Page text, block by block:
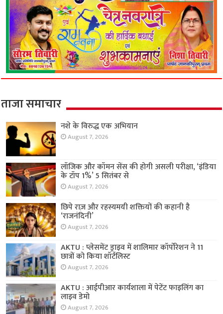
ताजा समाचार
नशे के विरुद्ध एक अभियान
August 7, 2026
लॉजिक और कॉमन सेंस की होगी असली परीक्षा, ‘इंडिया
के टॉप 1%’ 5 सितंबर से
August 7, 2026
छिपे राज़ और रहस्यमयी शक्तियों की कहानी है
‘राजनंदिनी’
August 7, 2026
AKTU : प्लेसमेंट ड्राइव में शालिमार कॉर्पोरेशन ने 11
छात्रों को किया शॉर्टलिस्ट
August 7, 2026
AKTU : आईपीआर कार्यशाला में पेटेंट फाइलिंग का
लाइव डेमो
August 7, 2026